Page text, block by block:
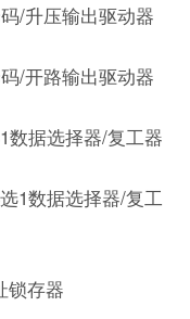
压输出驱动器
路输出驱动器
据选择器/复工器
数据选择器/复工
存器